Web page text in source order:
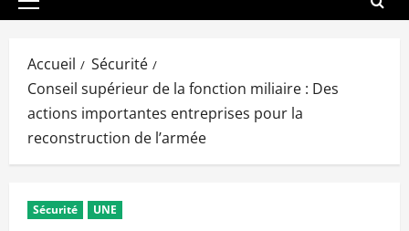
Menu
Accueil
Sécurité
Conseil supérieur de la fonction miliaire : Des
actions importantes entreprises pour la
reconstruction de l’armée
Sécurité UNE